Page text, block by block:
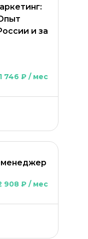
и за
1 746 ₽ / мес
908 ₽ / мес